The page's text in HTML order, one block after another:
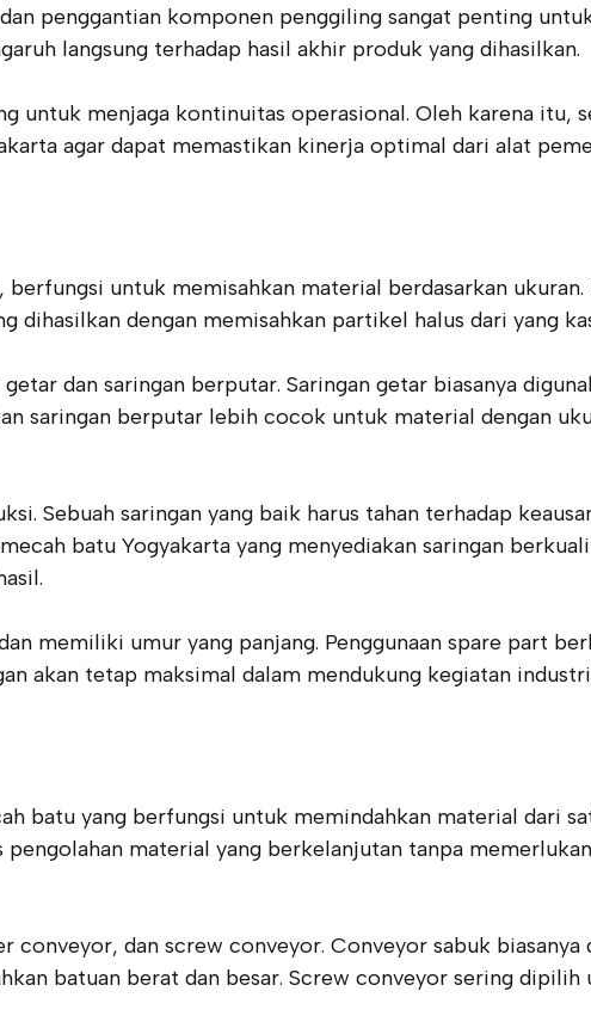
penggantian komponen penggiling sangat penting
langsung terhadap hasil akhir produk yang dihasilkan.
untuk menjaga kontinuitas operasional. Oleh karena itu,
agar dapat memastikan kinerja optimal dari alat
untuk memisahkan material berdasarkan
dihasilkan dengan memisahkan partikel halus dari yang
dan saringan berputar. Saringan getar biasanya
saringan berputar lebih cocok untuk material dengan
Sebuah saringan yang baik harus tahan terhadap
batu Yogyakarta yang menyediakan saringan
memiliki umur yang panjang. Penggunaan spare part
akan tetap maksimal dalam mendukung kegiatan
batu yang berfungsi untuk memindahkan material dari
material yang berkelanjutan tanpa
dan screw conveyor. Conveyor sabuk biasanya
batuan berat dan besar. Screw conveyor sering dipilih